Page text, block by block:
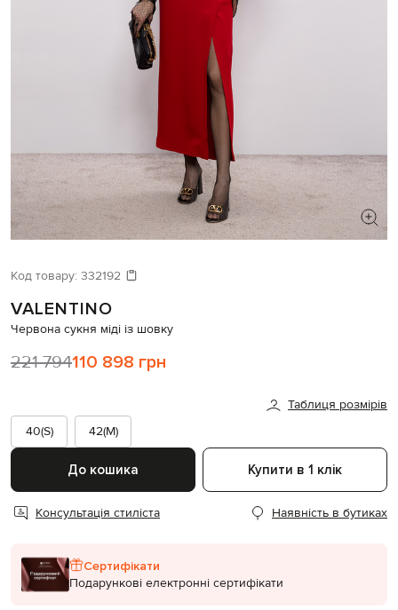
Давайте підберемо щось ще
Схожі товари
Код товару: 332192
VALENTINO
Червона сукня міді із шовку
221 794110 898 грн
Таблиця розмірів
40(S)
42(M)
До кошика Купити в 1 клік
Консультація стиліста Наявність в бутиках
Сертифікати
Подарункові електронні сертифікати